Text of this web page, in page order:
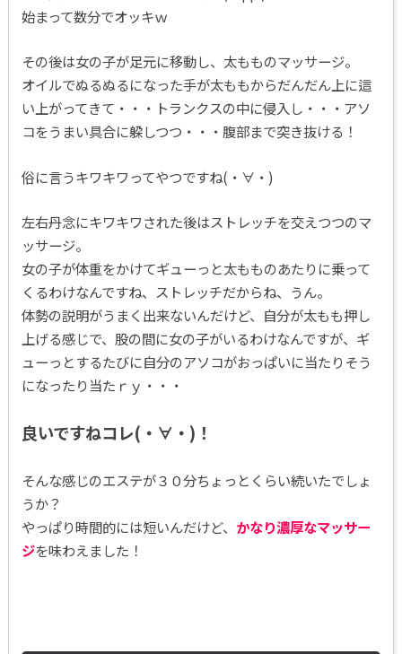
始まって数分でオッキｗ
その後は女の子が足元に移動し、太もものマッサージ。
オイルでぬるぬるになった手が太ももからだんだん上に這
い上がってきて・・・トランクスの中に侵入し・・・アソ
コをうまい具合に躱しつつ・・・腹部まで突き抜ける！
俗に言うキワキワってやつですね(・∀・)
左右丹念にキワキワされた後はストレッチを交えつつのマ
ッサージ。
女の子が体重をかけてギューっと太もものあたりに乗って
くるわけなんですね、ストレッチだからね、うん。
体勢の説明がうまく出来ないんだけど、自分が太もも押し
上げる感じで、股の間に女の子がいるわけなんですが、ギ
ューっとするたびに自分のアソコがおっぱいに当たりそう
になったり当たｒｙ・・・
良いですねコレ(・∀・)！
そんな感じのエステが３０分ちょっとくらい続いたでしょ
うか？
やっぱり時間的には短いんだけど、 かなり濃厚なマッサー
ジを味わえました！